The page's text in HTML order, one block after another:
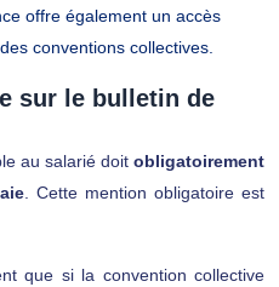
offre également un accès
conventions collectives.
sur le bulletin de
au salarié doit obligatoirement
. Cette mention obligatoire est
que si la convention collective